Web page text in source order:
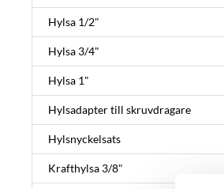
Hylsa 1/2"
Hylsa 3/4"
Hylsa 1"
Hylsadapter till skruvdragare
Hylsnyckelsats
Krafthylsa 3/8"